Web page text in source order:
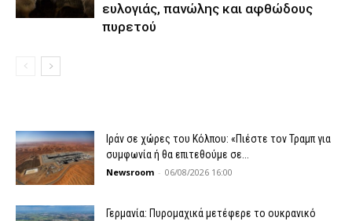
ευλογιάς, πανώλης και αφθώδους
πυρετού
Ιράν σε χώρες του Κόλπου: «Πιέστε τον Τραμπ για
συμφωνία ή θα επιτεθούμε σε...
Newsroom - 06/08/2026 16:00
Γερμανία: Πυρομαχικά μετέφερε το ουκρανικό